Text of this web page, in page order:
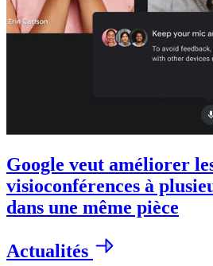
Google veut améliorer
visioconférences à
dans une même pièce
Actualités